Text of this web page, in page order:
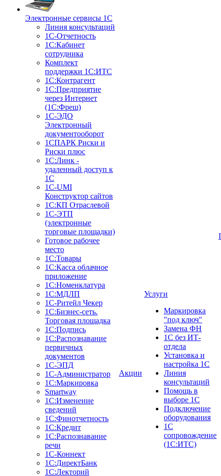
Электронные сервисы 1С
Линия консультаций
1С-Отчетность
1С:Кабинет
сотрудника
Комплект
поддержки 1С:ИТС
1С:Контрагент
1С:Предприятие
через Интернет
(1С:Фреш)
1С-ЭДО
Электронный
документооборот
1СПАРК Риски и
Риски плюс
1С:Линк -
удаленный доступ к
1С
1С-UMI
Конструктор сайтов
1С:КП Отраслевой
1С-ЭТП
(электронные
торговые площадки)
Готовое рабочее
место
1С:Товары
1С:Касса облачное
приложение
1С:Номенклатура
1С:МДЛП
1C-Ритейл Чекер
1C:Бизнес-сеть.
Торговая площадка
1С:Подпись
1С:Распознавание
первичных
документов
1С-ЭПД
1С-Администратор
1С:Маркировка
Smartway
1С:Изменение
сведений
1С:Финотчетность
1С:Кредит
1С:Распознавание
речи
1С-Коннект
1С:ДиректБанк
1С:Лекторий
Акции
Услуги
Маркировка
"под ключ"
Замена ФН
1С без ИТ-
отдела
Установка и
настройка 1С
Линия
консультаций
Помощь в
выборе 1С
Подключение
оборудования
1С
сопровождение
(1С:ИТС)